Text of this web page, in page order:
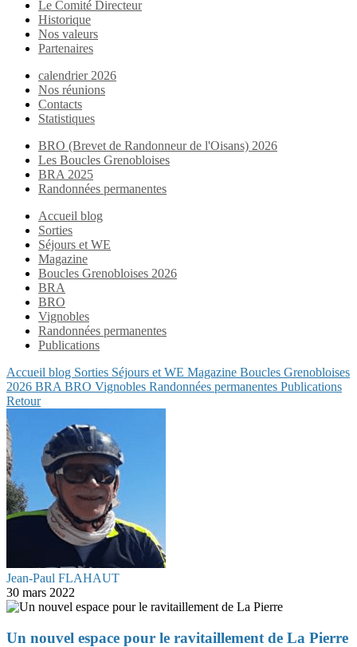
Le Comité Directeur
Historique
Nos valeurs
Partenaires
calendrier 2026
Nos réunions
Contacts
Statistiques
BRO (Brevet de Randonneur de l'Oisans) 2026
Les Boucles Grenobloises
BRA 2025
Randonnées permanentes
Accueil blog
Sorties
Séjours et WE
Magazine
Boucles Grenobloises 2026
BRA
BRO
Vignobles
Randonnées permanentes
Publications
Accueil blog Sorties Séjours et WE Magazine Boucles Grenobloises
2026 BRA BRO Vignobles Randonnées permanentes Publications
Retour
Jean-Paul FLAHAUT
30 mars 2022
Un nouvel espace pour le ravitaillement de La Pierre